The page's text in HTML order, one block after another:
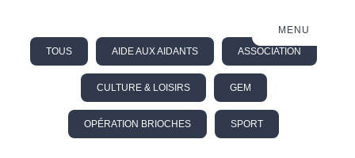
MENU
TOUS
AIDE AUX AIDANTS ASSOCIATION
CULTURE & LOISIRS GEM
OPÉRATION BRIOCHES SPORT